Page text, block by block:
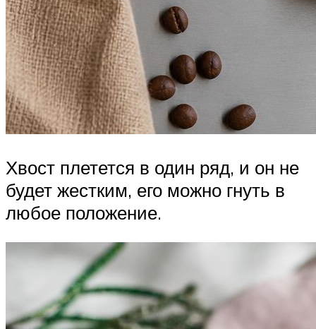
Хвост плетется в один ряд, и он не
будет жестким, его можно гнуть в
любое положение.